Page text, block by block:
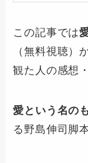
この記事では
（無料視聴）
観た人の感想
愛という名の
る野島伸司脚